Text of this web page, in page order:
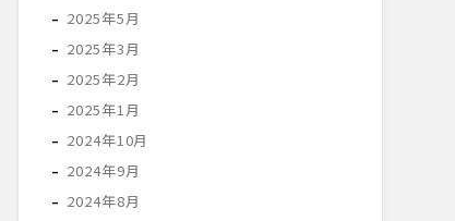
2025年5月
2025年3月
2025年2月
2025年1月
2024年10月
2024年9月
2024年8月